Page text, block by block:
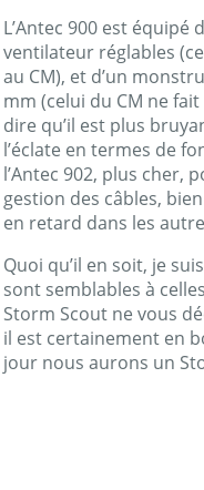
L’Antec 900 est
ventilateur réglables
au CM), et d’un
mm (celui du CM ne
dire qu’il est plus
l’éclate en termes de
l’Antec 902, plus cher,
gestion des câbles,
en retard dans les
Quoi qu’il en soit, je
sont semblables à
Storm Scout ne vous
il est certainement en
jour nous aurons un